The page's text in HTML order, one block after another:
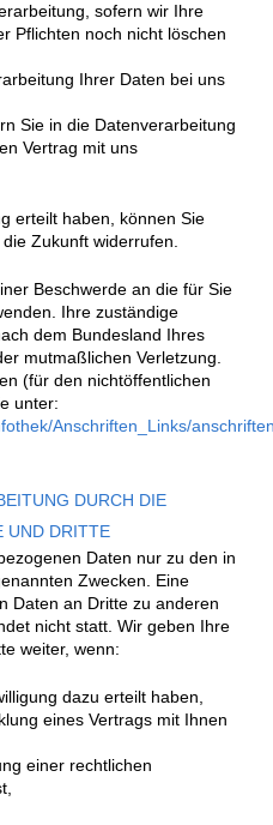
sofern wir Ihre
Pflichten noch nicht löschen
Ihrer Daten bei uns
Sie in die Datenverarbeitung
Vertrag mit uns
erteilt haben, können Sie
Zukunft widerrufen.
Beschwerde an die für Sie
Ihre zuständige
dem Bundesland Ihres
mutmaßlichen Verletzung.
(für den nichtöffentlichen
unter:
Anschriften_Links/
DURCH DIE
UND DRITTE
Daten nur zu den in
Zwecken. Eine
Daten an Dritte zu anderen
nicht statt. Wir geben Ihre
weiter, wenn:
dazu erteilt haben,
eines Vertrags mit Ihnen
einer rechtlichen